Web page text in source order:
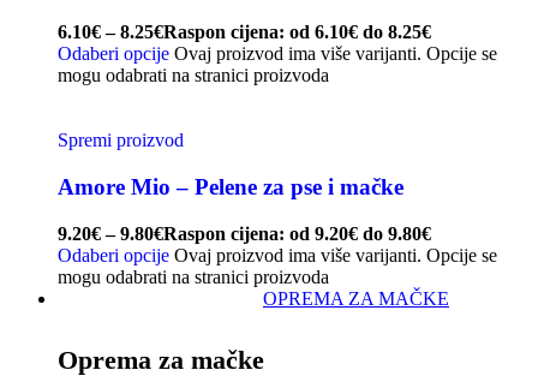
6.10€ – 8.25€Raspon cijena: od 6.10€ do 8.25€
Odaberi opcije Ovaj proizvod ima više varijanti. Opcije se
mogu odabrati na stranici proizvoda
Spremi proizvod
Amore Mio – Pelene za pse i mačke
9.20€ – 9.80€Raspon cijena: od 9.20€ do 9.80€
Odaberi opcije Ovaj proizvod ima više varijanti. Opcije se
mogu odabrati na stranici proizvoda
OPREMA ZA MAČKE
Oprema za mačke